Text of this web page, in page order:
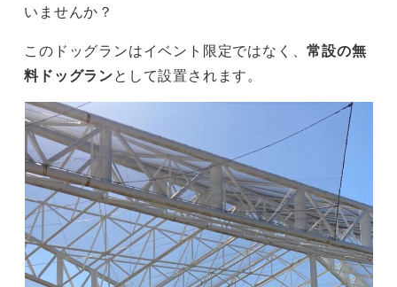
いませんか？
このドッグランはイベント限定ではなく、常設の無
料ドッグランとして設置されます。